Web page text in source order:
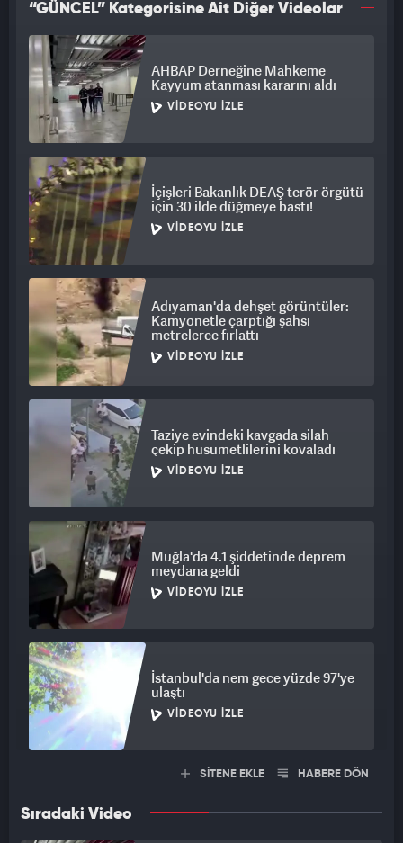
“GÜNCEL” Kategorisine Ait Diğer Videolar
AHBAP Derneğine Mahkeme
Kayyum atanması kararını aldı
VIDEOYU İZLE
İçişleri Bakanlık DEAŞ terör örgütü
için 30 ilde düğmeye bastı!
VIDEOYU İZLE
Adıyaman'da dehşet görüntüler:
Kamyonetle çarptığı şahsı
metrelerce fırlattı
VIDEOYU İZLE
Taziye evindeki kavgada silah
çekip husumetlilerini kovaladı
VIDEOYU İZLE
Muğla'da 4.1 şiddetinde deprem
meydana geldi
VIDEOYU İZLE
İstanbul'da nem gece yüzde 97'ye
ulaştı
VIDEOYU İZLE
SİTENE EKLE HABERE DÖN
Sıradaki Video